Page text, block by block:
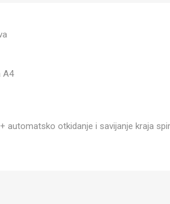
A4
automatsko otkidanje i savijanje kraja